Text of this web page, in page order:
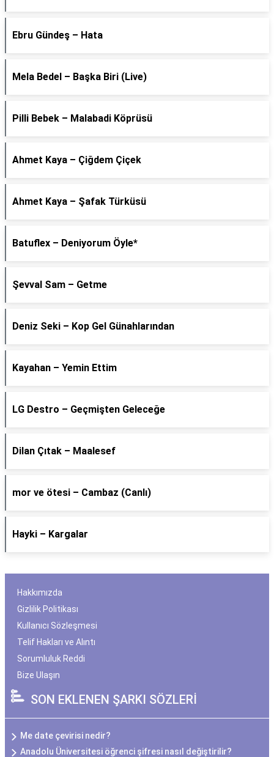
Ebru Gündeş – Hata
Mela Bedel – Başka Biri (Live)
Pilli Bebek – Malabadi Köprüsü
Ahmet Kaya – Çiğdem Çiçek
Ahmet Kaya – Şafak Türküsü
Batuflex – Deniyorum Öyle*
Şevval Sam – Getme
Deniz Seki – Kop Gel Günahlarından
Kayahan – Yemin Ettim
LG Destro – Geçmişten Geleceğe
Dilan Çıtak – Maalesef
​mor ve ötesi – Cambaz (Canlı)
Hayki – Kargalar
Hakkımızda
Gizlilik Politikası
Kullanıcı Sözleşmesi
Telif Hakları ve Alıntı
Sorumluluk Reddi
Bize Ulaşın
SON EKLENEN ŞARKI SÖZLERİ
Me date çevirisi nedir?
Anadolu Üniversitesi öğrenci şifresi nasıl değiştirilir?